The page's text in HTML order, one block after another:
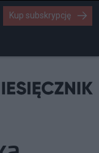
Kup subskrypcję